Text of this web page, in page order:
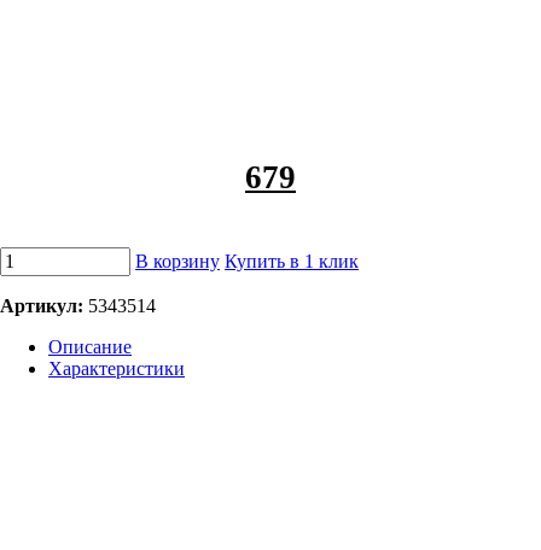
679
В корзину Купить в 1 клик
Артикул: 5343514
Описание
Характеристики